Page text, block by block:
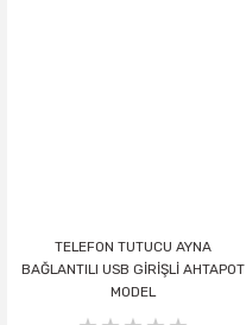
TELEFON TUTUCU AYNA
BAĞLANTILI USB GİRİŞLİ AHTAPOT
MODEL